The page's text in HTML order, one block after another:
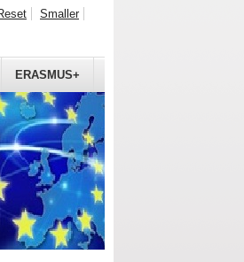
ERASMUS+
Smaller